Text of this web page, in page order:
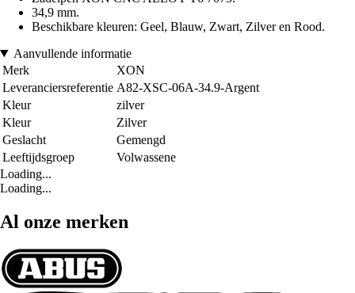
34,9 mm.
Beschikbare kleuren: Geel, Blauw, Zwart, Zilver en Rood.
Aanvullende informatie
Merk
XON
Leveranciersreferentie A82-XSC-06A-34.9-Argent
Kleur
zilver
Kleur
Zilver
Geslacht
Gemengd
Leeftijdsgroep
Volwassene
Loading...
Loading...
Al onze merken